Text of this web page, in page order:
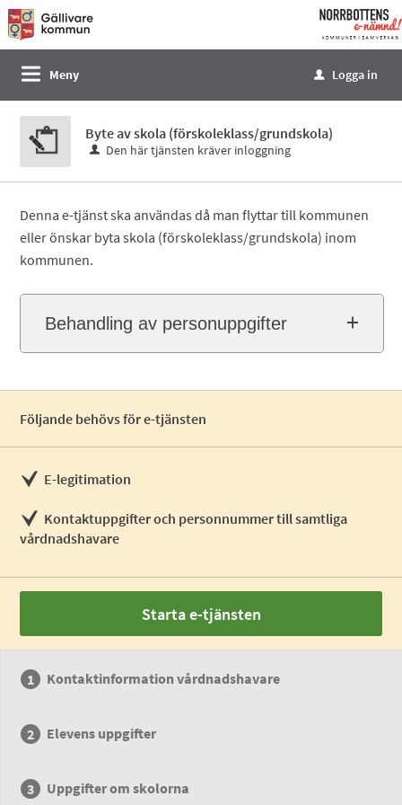
Välkommen
till
tjänster
Norrbottens
enämnd
Meny u Logga in
Byte av skola (förskoleklass/grundskola)
Den här tjänsten kräver inloggning
Denna e-tjänst ska användas då man flyttar till kommunen
eller önskar byta skola (förskoleklass/grundskola) inom
kommunen.
Behandling av personuppgifter
Följande behövs för e-tjänsten
E-legitimation
Kontaktuppgifter och personnummer till samtliga
vårdnadshavare
Starta e-tjänsten
Kontaktinformation vårdnadshavare
Elevens uppgifter
Uppgifter om skolorna